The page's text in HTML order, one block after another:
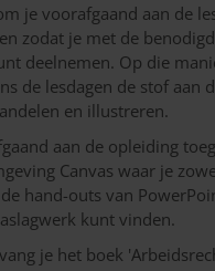
je voorafgaand aan de
zodat je met de
deelnemen. Op die
de lesdagen de stof aan
en illustreren.
aan de opleiding
Canvas waar je
hand-outs van
kunt vinden.
je het boek